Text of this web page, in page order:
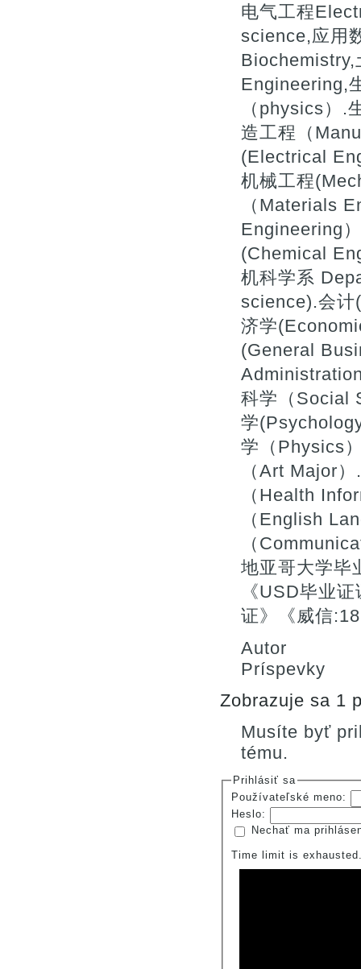
电气工程
science,应用
Engineering,
（physics）
造工程（
(Electrical
机械工程
（Materials
Engineering
(Chemical
机科学系
science).会
济学
(General
科学（Social
学
学（Physics
（Art Major
（Health
（English
（
地亚哥大学毕
《USD毕业
证》《威信
Autor
Príspevky
Zobrazuje sa 1
Musíte byť
tému.
Prihlásiť sa
Používateľské meno:
Heslo:
Nechať ma
Time limit is